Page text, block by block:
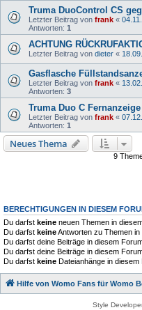
Truma DuoControl CS
Letzter Beitrag von frank «
Antworten: 1
ACHTUNG
Letzter Beitrag von dieter «
Gasflasche
Letzter Beitrag von frank «
Antworten: 3
Truma Duo C Fernanzeige
Letzter Beitrag von frank «
Antworten: 1
Neues Thema
9
BERECHTIGUNGEN IN DIESEM
Du darfst keine neuen Themen in
Du darfst keineAntworten zu Themen in
Du darfst deine Beiträge in diesem
Du darfst deine Beiträge in diesem
Du darfst keine Dateianhänge in diesem
Hilfe von Womo Fans für Womo
Style